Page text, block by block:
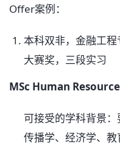
Offer案例：
本科双非，金融工
大赛奖，三段实习
MSc Human
可接受的学科背景：
传播学、经济学、